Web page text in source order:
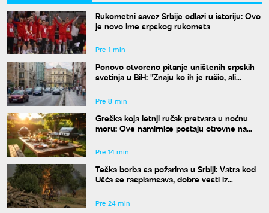
Rukometni savez Srbije odlazi u istoriju: Ovo
je novo ime srpskog rukometa
Pre 1 min
Ponovo otvoreno pitanje uništenih srpskih
svetinja u BiH: "Znaju ko ih je rušio, ali
Pre 8 min
Greška koja letnji ručak pretvara u noćnu
moru: Ove namirnice postaju otrovne na
Pre 14 min
Teška borba sa požarima u Srbiji: Vatra kod
Ušća se rasplamsava, dobre vesti iz
Pre 24 min